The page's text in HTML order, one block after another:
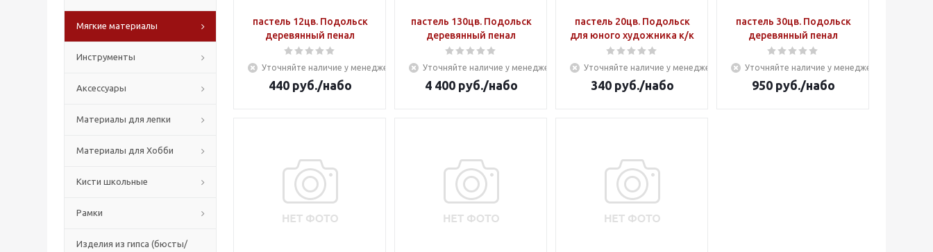
Мягкие материалы
Инструменты
Аксессуары
Материалы для лепки
Материалы для Хобби
Кисти школьные
Рамки
Изделия из гипса (бюсты/
пастель 12цв. Подольск
деревянный пенал
Уточняйте наличие у менеджера
440руб./набо
пастель 130цв. Подольск
деревянный пенал
Уточняйте наличие у менеджера
4 400руб./набо
пастель 20цв. Подольск
для юного художника к/к
Уточняйте наличие у менеджера
340руб./набо
пастель 30цв. Подольск
деревянный пенал
Уточняйте наличие у менеджера
950руб./набо